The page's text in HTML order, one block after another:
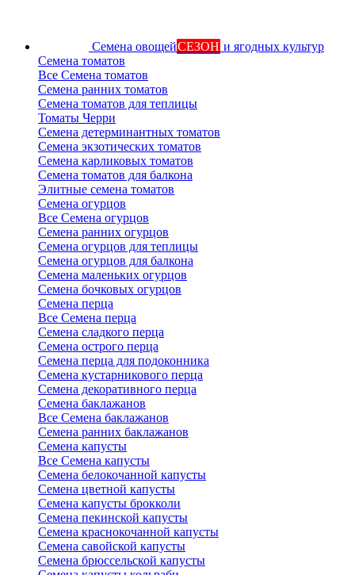
Семена овощейСЕЗОН и ягодных культур
Семена томатов
Все Семена томатов
Семена ранних томатов
Семена томатов для теплицы
Томаты Черри
Семена детерминантных томатов
Семена экзотических томатов
Семена карликовых томатов
Семена томатов для балкона
Элитные семена томатов
Семена огурцов
Все Семена огурцов
Семена ранних огурцов
Семена огурцов для теплицы
Семена огурцов для балкона
Семена маленьких огурцов
Семена бочковых огурцов
Семена перца
Все Семена перца
Семена сладкого перца
Семена острого перца
Семена перца для подоконника
Семена кустарникового перца
Семена декоративного перца
Семена баклажанов
Все Семена баклажанов
Семена ранних баклажанов
Семена капусты
Все Семена капусты
Семена белокочанной капусты
Семена цветной капусты
Семена капусты брокколи
Семена пекинской капусты
Семена краснокочанной капусты
Семена савойской капусты
Семена брюссельской капусты